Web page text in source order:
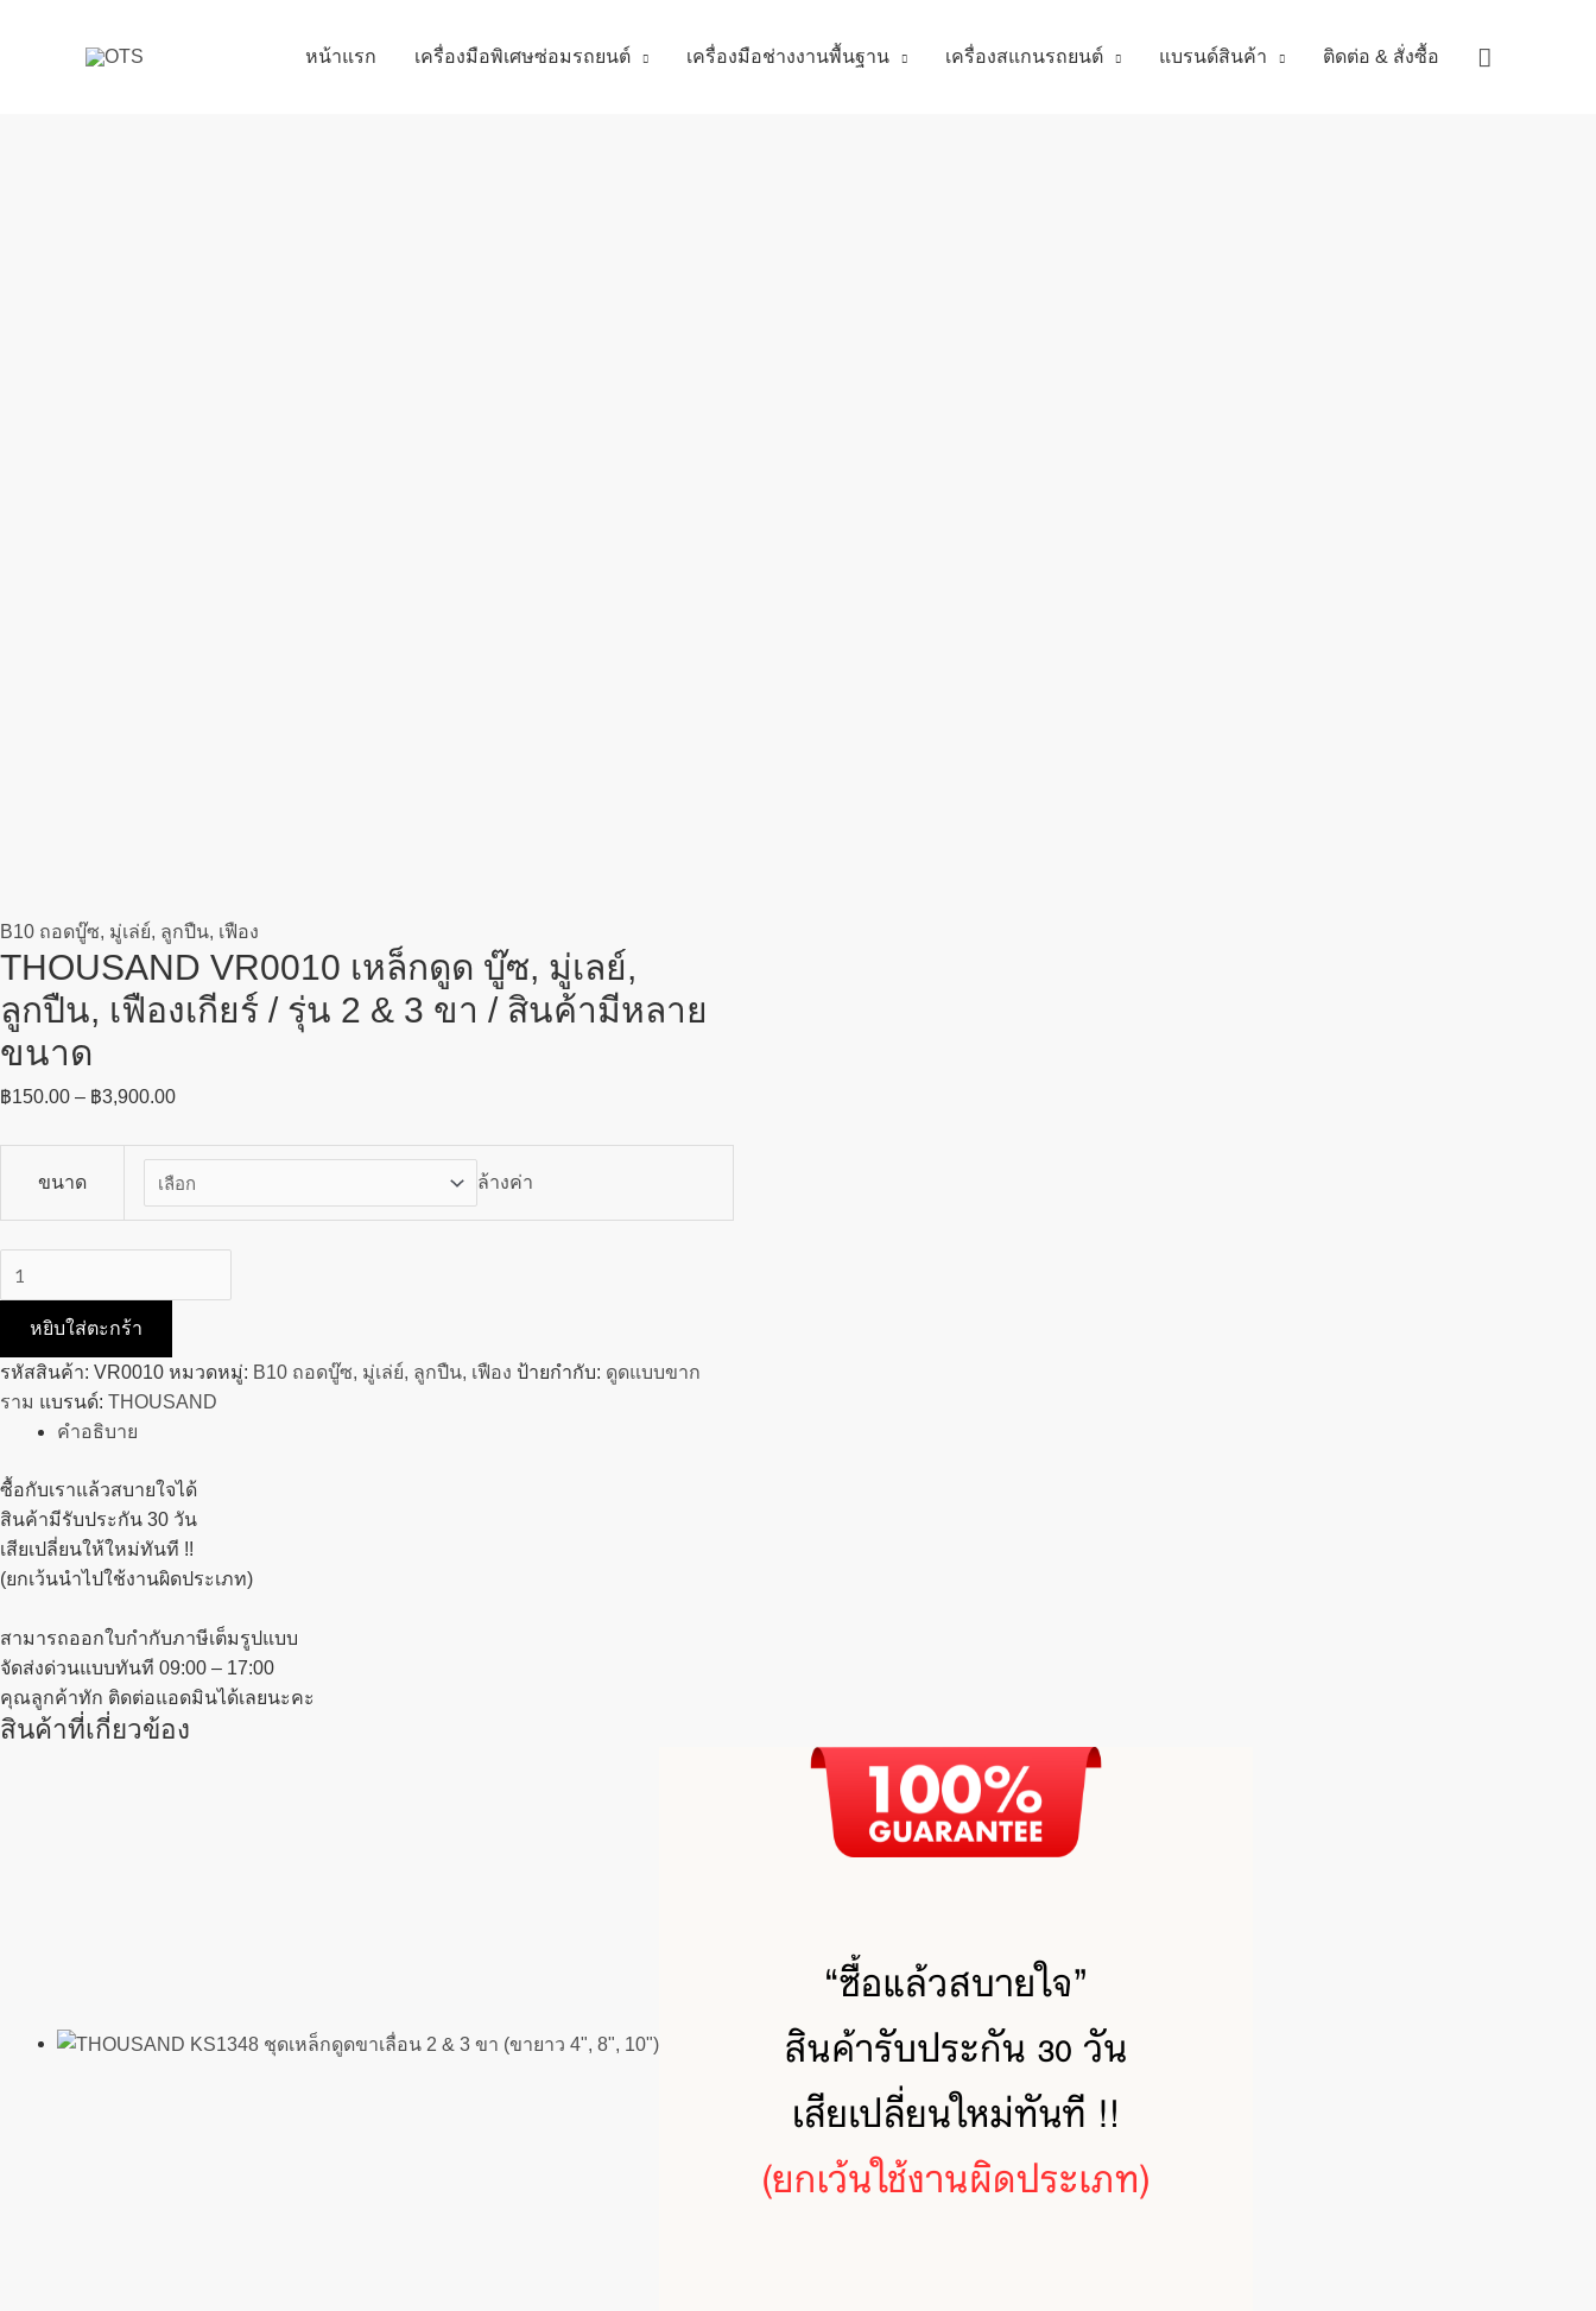
หน้าแรก เครื่องมือพิเศษซ่อมรถยนต์ เครื่องมือช่างงานพื้นฐาน เครื่องสแกนรถยนต์ แบรนด์สินค้า ติดต่อ & สั่งซื้อ Search
B10 ถอดบู๊ซ, มู่เล่ย์, ลูกปืน, เฟือง
THOUSAND VR0010 เหล็กดูด บู๊ซ, มู่เลย์,
ลูกปืน, เฟืองเกียร์ / รุ่น 2 & 3 ขา / สินค้ามีหลาย
ขนาด
฿150.00 – ฿3,900.00
ขนาด ล้างค่า
หยิบใส่ตะกร้า
รหัสสินค้า: VR0010 หมวดหมู่: B10 ถอดบู๊ซ, มู่เล่ย์, ลูกปืน, เฟือง ป้ายกำกับ: ดูดแบบขาก
ราม แบรนด์: THOUSAND
คำอธิบาย
ซื้อกับเราแล้วสบายใจได้
สินค้ามีรับประกัน 30 วัน
เสียเปลี่ยนให้ใหม่ทันที !!
(ยกเว้นนำไปใช้งานผิดประเภท)
สามารถออกใบกำกับภาษีเต็มรูปแบบ
จัดส่งด่วนแบบทันที 09:00 – 17:00
คุณลูกค้าทัก ติดต่อแอดมินได้เลยนะคะ
สินค้าที่เกี่ยวข้อง